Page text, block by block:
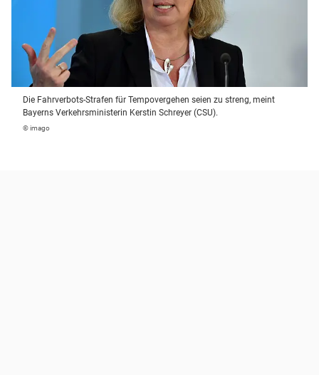
Die Fahrverbots-Strafen für Tempovergehen seien zu streng, meint
Bayerns Verkehrsministerin Kerstin Schreyer (CSU).
© imago